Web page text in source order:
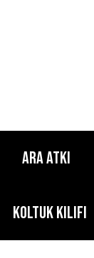
Ara Atkı
Koltuk Kılıfı